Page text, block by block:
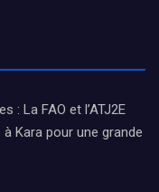
: La FAO et l’ATJ2E
Kara pour une grande